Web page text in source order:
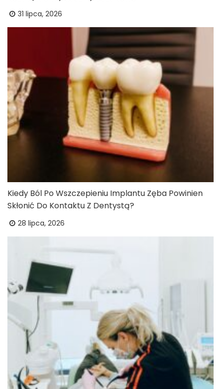
31 lipca, 2026
Kiedy Ból Po Wszczepieniu Implantu Zęba Powinien
Skłonić Do Kontaktu Z Dentystą?
28 lipca, 2026